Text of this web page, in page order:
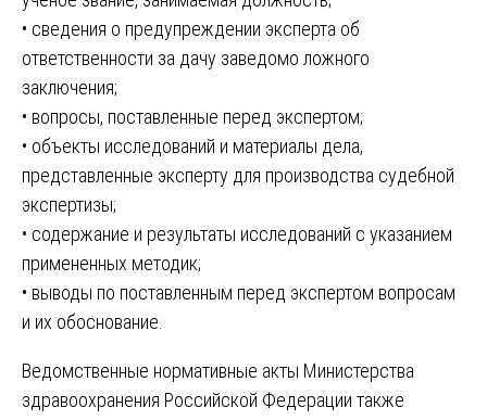
• сведения о предупреждении эксперта об
ответственности за дачу заведомо ложного
заключения;
• вопросы, поставленные перед экспертом;
• объекты исследований и материалы дела,
представленные эксперту для производства судебной
экспертизы;
• содержание и результаты исследований с указанием
примененных методик;
• выводы по поставленным перед экспертом вопросам
и их обоснование.
Ведомственные нормативные акты Министерства
здравоохранения Российской Федерации также